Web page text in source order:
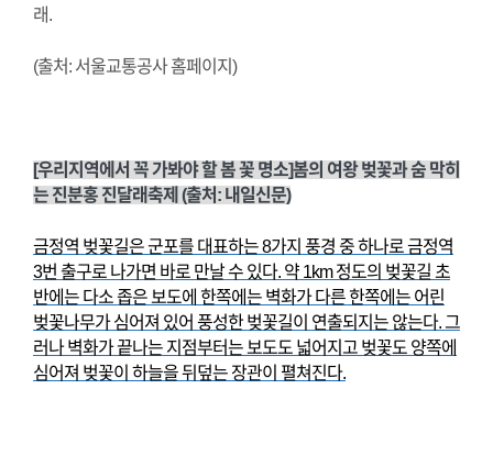
래.
(출처: 서울교통공사 홈페이지)
[우리지역에서 꼭 가봐야 할 봄 꽃 명소]봄의 여왕 벚꽃과 숨 막히
는 진분홍 진달래축제 (출처: 내일신문)
금정역 벚꽃길은 군포를 대표하는 8가지 풍경 중 하나로 금정역
3번 출구로 나가면 바로 만날 수 있다. 약 1km 정도의 벚꽃길 초
반에는 다소 좁은 보도에 한쪽에는 벽화가 다른 한쪽에는 어린
벚꽃나무가 심어져 있어 풍성한 벚꽃길이 연출되지는 않는다. 그
러나 벽화가 끝나는 지점부터는 보도도 넓어지고 벚꽃도 양쪽에
심어져 벚꽃이 하늘을 뒤덮는 장관이 펼쳐진다.